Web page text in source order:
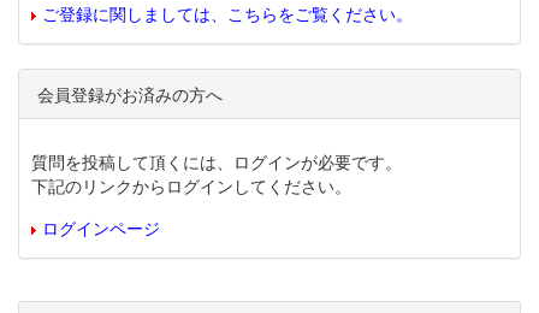
ご登録に関しましては、こちらをご覧ください。
会員登録がお済みの方へ
質問を投稿して頂くには、ログインが必要です。
下記のリンクからログインしてください。
ログインページ